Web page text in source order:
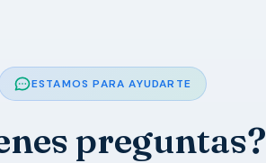
ESTAMOS PARA AYUDARTE
preguntas?